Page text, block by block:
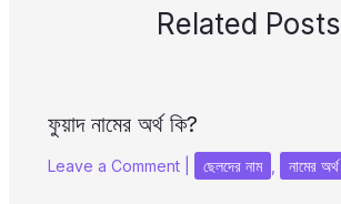
Related Posts
ফুয়াদ নামের অর্থ কি?
Leave a Comment ছেলদের নাম নামের অর্থ